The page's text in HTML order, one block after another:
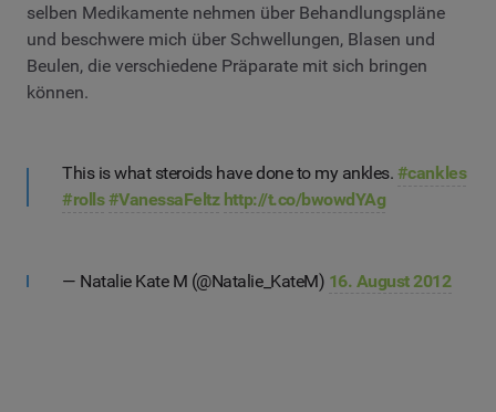
selben Medikamente nehmen über Behandlungspläne
und beschwere mich über Schwellungen, Blasen und
Beulen, die verschiedene Präparate mit sich bringen
können.
This is what steroids have done to my ankles. #cankles
#rolls #VanessaFeltz http://t.co/bwowdYAg
— Natalie Kate M (@Natalie_KateM) 16. August 2012